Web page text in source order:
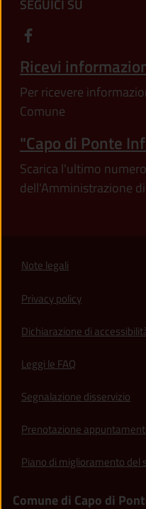
SEGUICI SU
Ricevi
Per ricevere
Comune
"Capo di Ponte
Scarica l'ultimo
dell'Amministrazione
Note legali
Privacy policy
Dichiarazione di
Leggi le FAQ
Segnalazione disservizio
Prenotazione
Piano di miglioramento del
Comune di Capo di